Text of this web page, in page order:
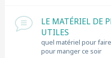
LE MATÉRIEL DE
UTILES
quel matériel pour
pour manger ce soir